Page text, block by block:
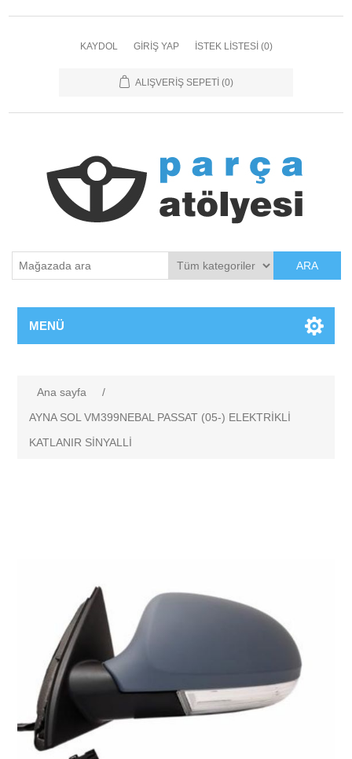
KAYDOL GIRIŞ YAP İSTEK LISTESI (0)
ALIŞVERIŞ SEPETI (0)
ARA
MENÜ
Ana sayfa
/
AYNA SOL VM399NEBAL PASSAT (05-) ELEKTRİKLİ
KATLANIR SİNYALLİ